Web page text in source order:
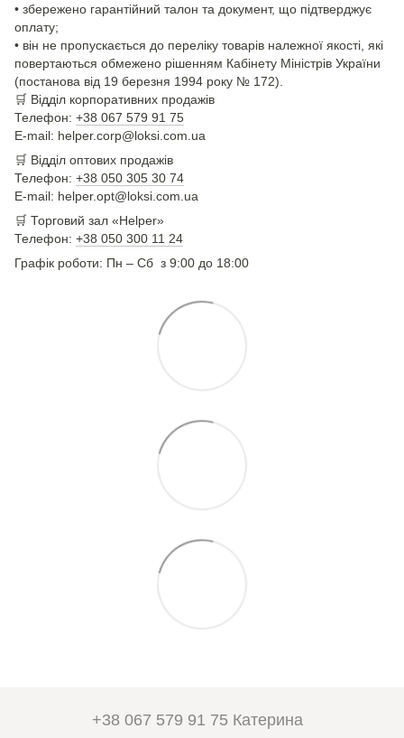
• збережено гарантійний талон та документ, що підтверджує
оплату;
• він не пропускається до переліку товарів належної якості, які
повертаються обмежено рішенням Кабінету Міністрів України
(постанова від 19 березня 1994 року № 172).
🛒 Відділ корпоративних продажів
Телефон: +38 067 579 91 75
E-mail: helper.corp@loksi.com.ua
🛒 Відділ оптових продажів
Телефон: +38 050 305 30 74
E-mail: helper.opt@loksi.com.ua
🛒 Торговий зал «Helper»
Телефон: +38 050 300 11 24
Графік роботи: Пн – Сб з 9:00 до 18:00
+38 067 579 91 75 Катерина